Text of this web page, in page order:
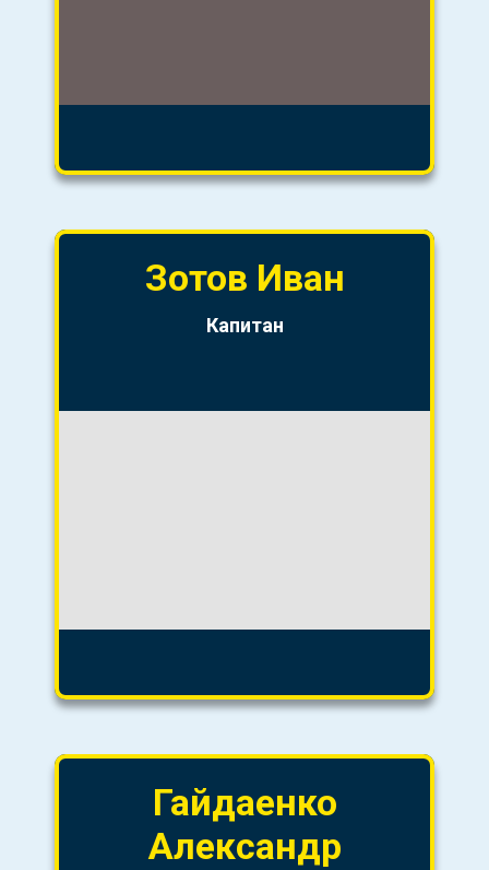
Зотов Иван
Капитан
Гайдаенко
Александр